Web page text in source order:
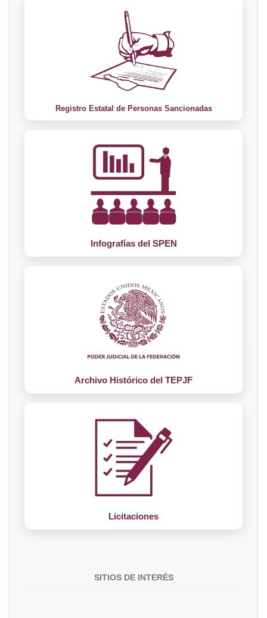
Registro Estatal de Personas Sancionadas
Infografías del SPEN
Archivo Histórico del TEPJF
Licitaciones
SITIOS DE INTERÉS